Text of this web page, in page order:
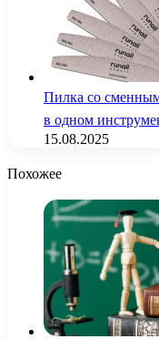
Пилка со
в одном
15.08.2025
Похожее